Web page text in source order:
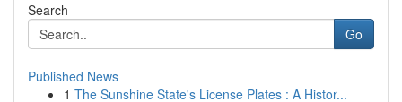
Search
Go
Published News
1 The Sunshine State's License Plates : A Histor...